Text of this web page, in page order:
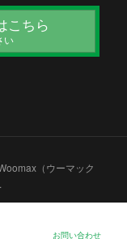
こちら
い
（ウーマック
お問い合わせ